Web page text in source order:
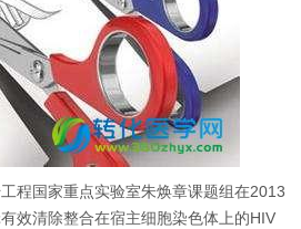
程国家重点实验室朱焕章课题组在2013
效清除整合在宿主细胞染色体上的HIV